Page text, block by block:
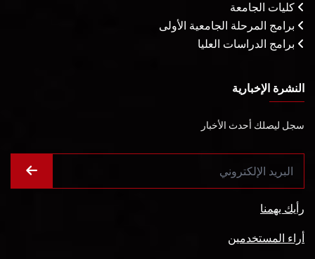
كليات الجامعة
برامج المرحلة الجامعية الأولى
برامج الدراسات العليا
النشرة الإخبارية
سجل ليصلك أحدث الأخبار
رأيك يهمنا
أراء المستخدمين